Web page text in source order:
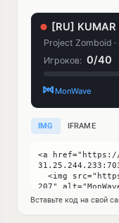
IMG IFRAME
Вставьте код на свой